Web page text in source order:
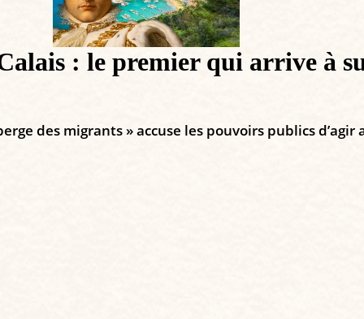
: le premier qui arrive à
des migrants » accuse les pouvoirs publics d’agir